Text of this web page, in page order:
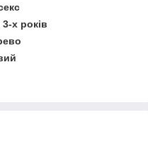
3-х років